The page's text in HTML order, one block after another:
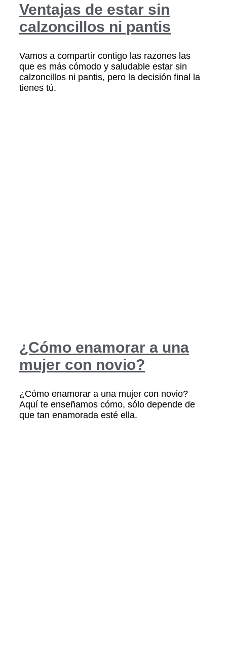
Ventajas de estar sin
calzoncillos ni pantis
Vamos a compartir contigo las razones las
que es más cómodo y saludable estar sin
calzoncillos ni pantis, pero la decisión final la
tienes tú.
¿Cómo enamorar a una
mujer con novio?
¿Cómo enamorar a una mujer con novio?
Aquí te enseñamos cómo, sólo depende de
que tan enamorada esté ella.